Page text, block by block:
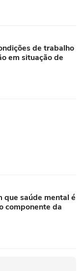
de trabalho
em situação de
que saúde mental é
componente da